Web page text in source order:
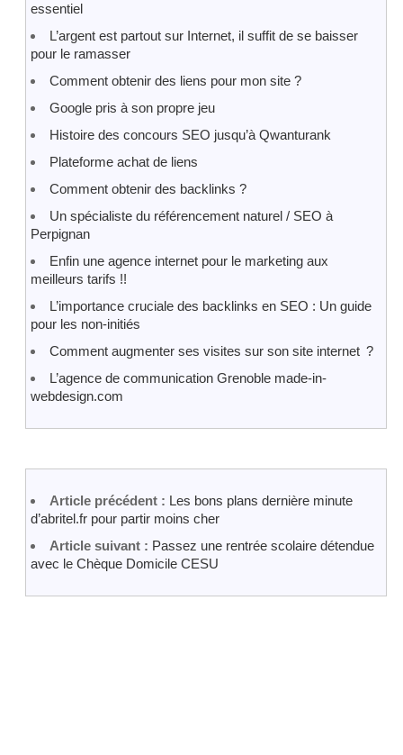
essentiel
L’argent est partout sur Internet, il suffit de se baisser
pour le ramasser
Comment obtenir des liens pour mon site ?
Google pris à son propre jeu
Histoire des concours SEO jusqu’à Qwanturank
Plateforme achat de liens
Comment obtenir des backlinks ?
Un spécialiste du référencement naturel / SEO à
Perpignan
Enfin une agence internet pour le marketing aux
meilleurs tarifs !!
L’importance cruciale des backlinks en SEO : Un guide
pour les non-initiés
Comment augmenter ses visites sur son site internet ?
L’agence de communication Grenoble made-in-
webdesign.com
Article précédent : Les bons plans dernière minute
d’abritel.fr pour partir moins cher
Article suivant : Passez une rentrée scolaire détendue
avec le Chèque Domicile CESU